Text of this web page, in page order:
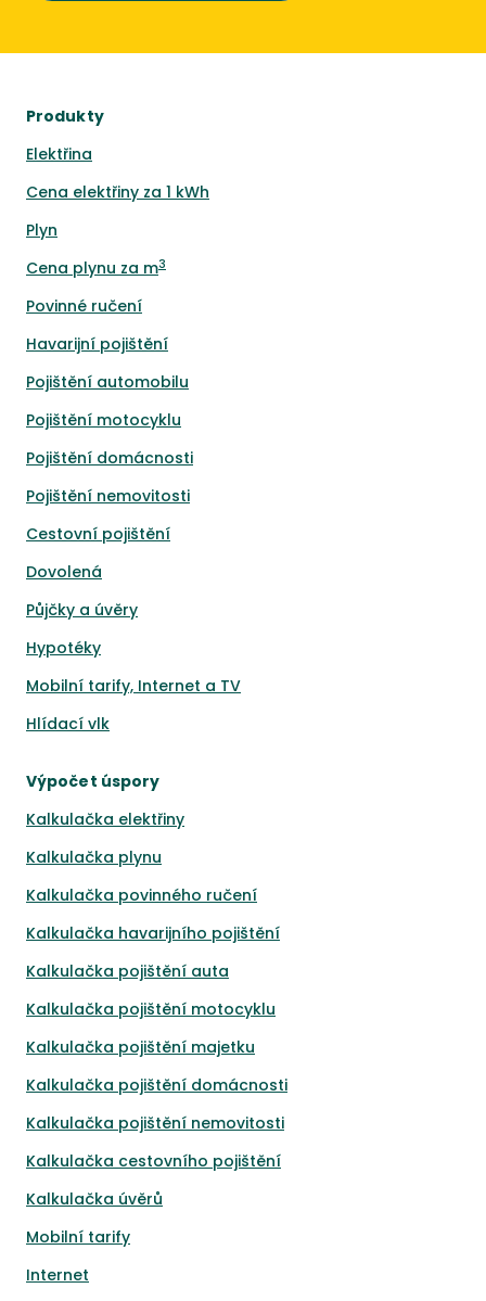
Produkty
Elektřina
Cena elektřiny za 1 kWh
Plyn
Cena plynu za m3
Povinné ručení
Havarijní pojištění
Pojištění automobilu
Pojištění motocyklu
Pojištění domácnosti
Pojištění nemovitosti
Cestovní pojištění
Dovolená
Půjčky a úvěry
Hypotéky
Mobilní tarify, Internet a TV
Hlídací vlk
Výpočet úspory
Kalkulačka elektřiny
Kalkulačka plynu
Kalkulačka povinného ručení
Kalkulačka havarijního pojištění
Kalkulačka pojištění auta
Kalkulačka pojištění motocyklu
Kalkulačka pojištění majetku
Kalkulačka pojištění domácnosti
Kalkulačka pojištění nemovitosti
Kalkulačka cestovního pojištění
Kalkulačka úvěrů
Mobilní tarify
Internet